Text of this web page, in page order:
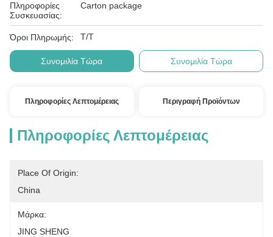
Πληροφορίες
Συσκευασίας:
Carton package
Όροι Πληρωμής: Τ/Τ
Συνομιλία Τώρα Συνομιλία Τώρα
Πληροφορίες Λεπτομέρειας Περιγραφή Προϊόντων
Πληροφορίες Λεπτομέρειας
Place Of Origin:
China
Μάρκα:
JING SHENG